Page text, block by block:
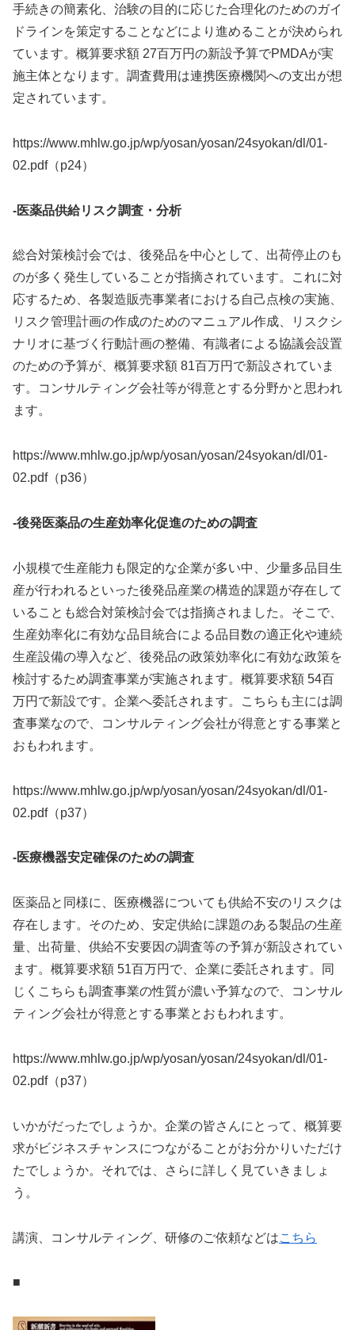
手続きの簡素化、治験の目的に応じた合理化のためのガイ
ドラインを策定することなどにより進めることが決められ
ています。概算要求額 27百万円の新設予算でPMDAが実
施主体となります。調査費用は連携医療機関への支出が想
定されています。
https://www.mhlw.go.jp/wp/yosan/yosan/24syokan/dl/01-
02.pdf（p24）
-医薬品供給リスク調査・分析
総合対策検討会では、後発品を中心として、出荷停止のも
のが多く発生していることが指摘されています。これに対
応するため、各製造販売事業者における自己点検の実施、
リスク管理計画の作成のためのマニュアル作成、リスクシ
ナリオに基づく行動計画の整備、有識者による協議会設置
のための予算が、概算要求額 81百万円で新設されていま
す。コンサルティング会社等が得意とする分野かと思われ
ます。
https://www.mhlw.go.jp/wp/yosan/yosan/24syokan/dl/01-
02.pdf（p36）
-後発医薬品の生産効率化促進のための調査
小規模で生産能力も限定的な企業が多い中、少量多品目生
産が行われるといった後発品産業の構造的課題が存在して
いることも総合対策検討会では指摘されました。そこで、
生産効率化に有効な品目統合による品目数の適正化や連続
生産設備の導入など、後発品の政策効率化に有効な政策を
検討するため調査事業が実施されます。概算要求額 54百
万円で新設です。企業へ委託されます。こちらも主には調
査事業なので、コンサルティング会社が得意とする事業と
おもわれます。
https://www.mhlw.go.jp/wp/yosan/yosan/24syokan/dl/01-
02.pdf（p37）
-医療機器安定確保のための調査
医薬品と同様に、医療機器についても供給不安のリスクは
存在します。そのため、安定供給に課題のある製品の生産
量、出荷量、供給不安要因の調査等の予算が新設されてい
ます。概算要求額 51百万円で、企業に委託されます。同
じくこちらも調査事業の性質が濃い予算なので、コンサル
ティング会社が得意とする事業とおもわれます。
https://www.mhlw.go.jp/wp/yosan/yosan/24syokan/dl/01-
02.pdf（p37）
いかがだったでしょうか。企業の皆さんにとって、概算要
求がビジネスチャンスにつながることがお分かりいただけ
たでしょうか。それでは、さらに詳しく見ていきましょ
う。
講演、コンサルティング、研修のご依頼などはこちら
■